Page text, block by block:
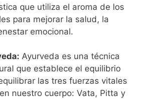
que utiliza el aroma de los
para mejorar la salud, la
emocional.
Ayurveda es una técnica
que establece el equilibrio
las tres fuerzas vitales
nuestro cuerpo: Vata, Pitta y